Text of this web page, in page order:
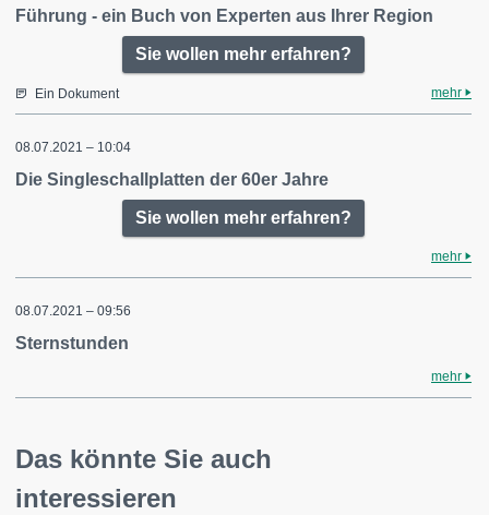
Führung - ein Buch von Experten aus Ihrer Region
Sie wollen mehr erfahren?
Ein Dokument mehr
08.07.2021 – 10:04
Die Singleschallplatten der 60er Jahre
Sie wollen mehr erfahren?
mehr
08.07.2021 – 09:56
Sternstunden
mehr
Das könnte Sie auch
interessieren